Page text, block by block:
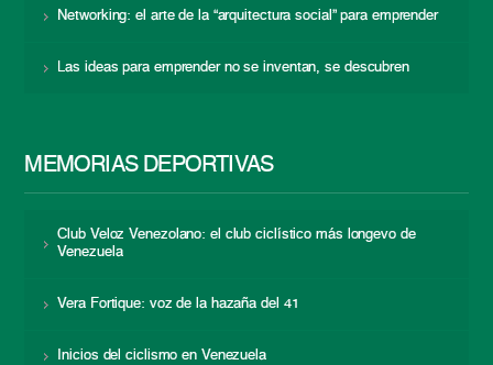
Networking: el arte de la “arquitectura social” para emprender
Las ideas para emprender no se inventan, se descubren
MEMORIAS DEPORTIVAS
Club Veloz Venezolano: el club ciclístico más longevo de
Venezuela
Vera Fortique: voz de la hazaña del 41
Inicios del ciclismo en Venezuela